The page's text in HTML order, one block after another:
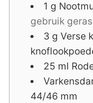
1 g
gebruik
3 g Verse
25 ml
44/46 mm